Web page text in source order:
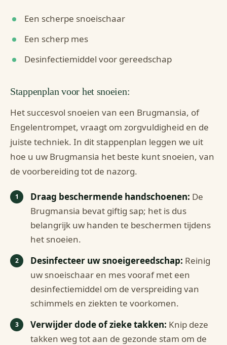
Een scherpe snoeischaar
Een scherp mes
Desinfectiemiddel voor gereedschap
Stappenplan voor het snoeien:
Het succesvol snoeien van een Brugmansia, of
Engelentrompet, vraagt om zorgvuldigheid en de
juiste techniek. In dit stappenplan leggen we uit
hoe u uw Brugmansia het beste kunt snoeien, van
de voorbereiding tot de nazorg.
Draag beschermende handschoenen: De
Brugmansia bevat giftig sap; het is dus
belangrijk uw handen te beschermen tijdens
het snoeien.
Desinfecteer uw snoeigereedschap: Reinig
uw snoeischaar en mes vooraf met een
desinfectiemiddel om de verspreiding van
schimmels en ziekten te voorkomen.
Verwijder dode of zieke takken: Knip deze
takken weg tot aan de gezonde stam om de